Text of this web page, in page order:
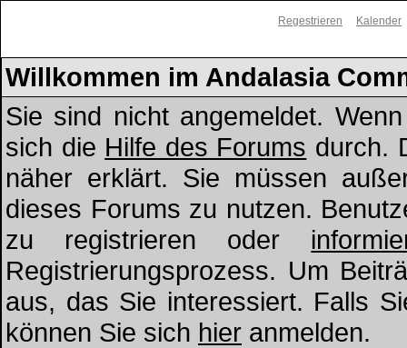
Regestrieren Kalender
Willkommen im Andalasia
Sie sind nicht angemeldet.
sich die Hilfe des Forums durch.
näher erklärt. Sie müssen
dieses Forums zu nutzen.
zu registrieren oder
Registrierungsprozess. Um
aus, das Sie interessiert. Falls
können Sie sich hier anmelden.